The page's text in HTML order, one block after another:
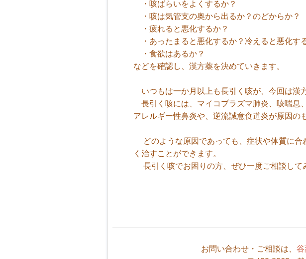
・咳ばらいをよくするか？
・咳は気管支の奥から出るか？のどからか？
・疲れると悪化するか？
・あったまると悪化するか？冷えると悪化す
・食欲はあるか？
などを確認し、漢方薬を決めていきます。
いつもは一か月以上も長引く咳が、今回は漢
長引く咳には、マイコプラズマ肺炎、咳喘息
アレルギー性鼻炎や、逆流誠意食道炎が原因の
どのような原因であっても、症状や体質に合
く治すことができます。
長引く咳でお困りの方、ぜひ一度ご相談して
谷薬舗 たにあ
お問い合わせ・ご相談は、 谷